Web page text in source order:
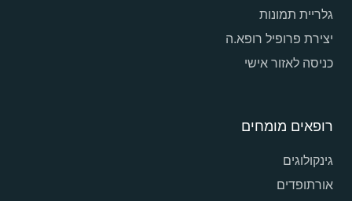
גלריית תמונות
יצירת פרופיל רופא.ה
כניסה לאזור אישי
רופאים מומחים
גינקולוגים
אורתופדים